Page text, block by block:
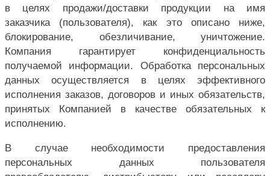
в целях продажи/доставки продукции на имя
заказчика (пользователя), как это описано ниже,
блокирование, обезличивание, уничтожение.
Компания гарантирует конфиденциальность
получаемой информации. Обработка персональных
данных осуществляется в целях эффективного
исполнения заказов, договоров и иных обязательств,
принятых Компанией в качестве обязательных к
исполнению.
В случае необходимости предоставления
персональных данных пользователя